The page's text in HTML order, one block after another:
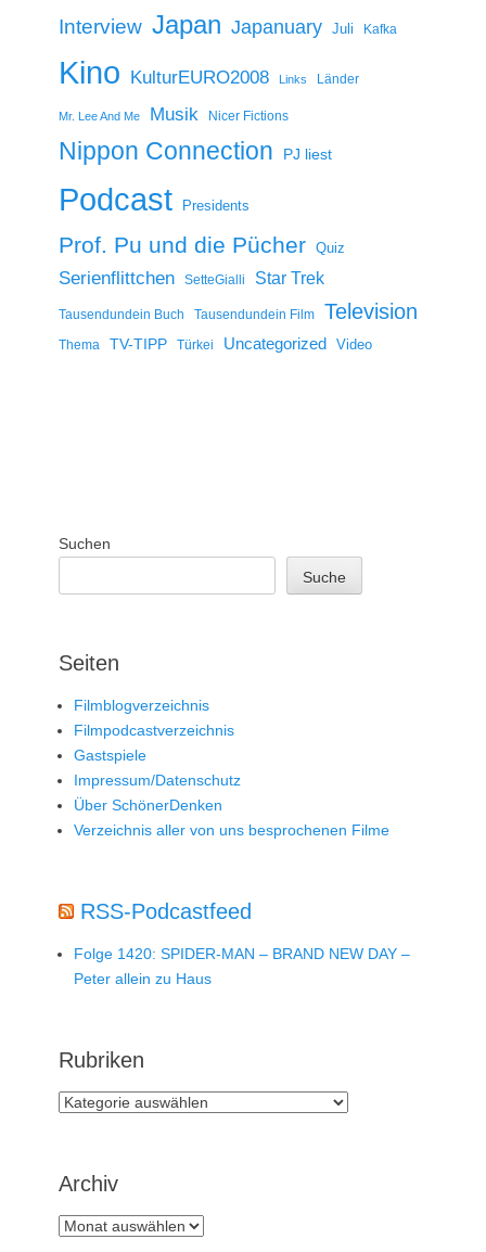
Interview Japan Japanuary Juli Kafka
Kino KulturEURO2008 Links Länder
Mr. Lee And Me Musik Nicer Fictions
Nippon Connection PJ liest
Podcast Presidents
Prof. Pu und die Pücher Quiz
Serienflittchen SetteGialli Star Trek
Tausendundein Buch Tausendundein Film Television
Thema TV-TIPP Türkei Uncategorized Video
Suchen
Suche
Seiten
Filmblogverzeichnis
Filmpodcastverzeichnis
Gastspiele
Impressum/Datenschutz
Über SchönerDenken
Verzeichnis aller von uns besprochenen Filme
RSS-Podcastfeed
Folge 1420: SPIDER-MAN – BRAND NEW DAY –
Peter allein zu Haus
Rubriken
Rubriken
Archiv
Archiv